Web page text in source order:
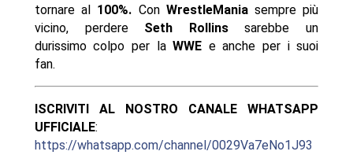
tornare al 100%. Con WrestleManiasempre più
vicino, perdere Seth Rollinssarebbe un
durissimo colpo per laWWE e anche per i suoi
fan.
ISCRIVITI AL NOSTRO CANALE WHATSAPP
UFFICIALE:
https://whatsapp.com/channel/0029Va7eNo1J93